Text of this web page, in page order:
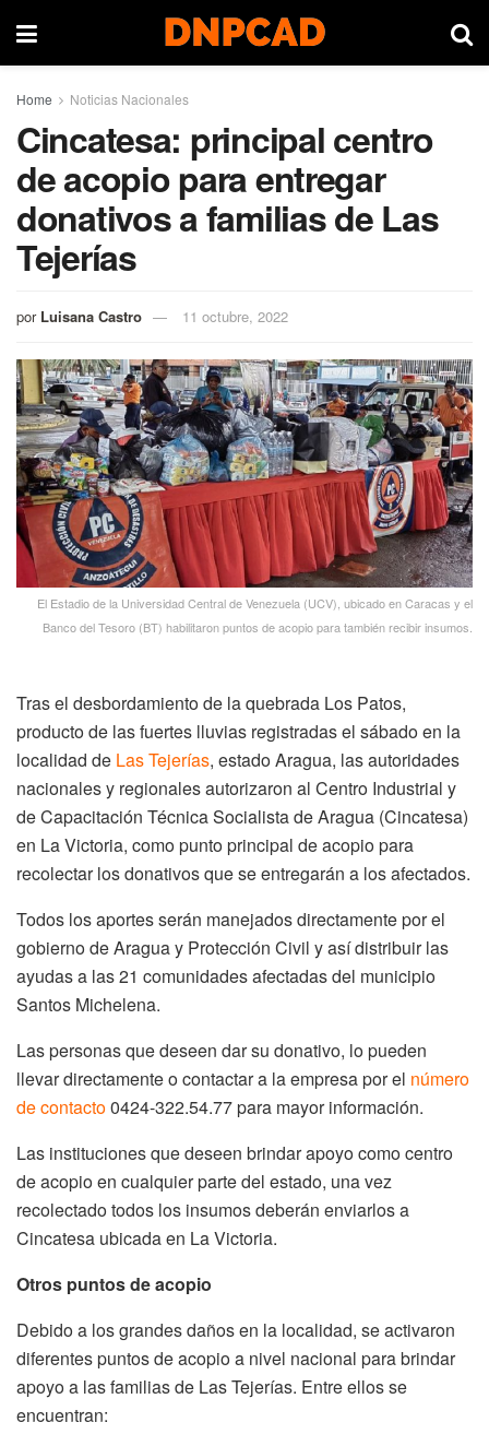
Home Noticias Nacionales
Cincatesa: principal centro
de acopio para entregar
donativos a familias de Las
Tejerías
por Luisana Castro 11 octubre, 2022
El Estadio de la Universidad Central de Venezuela (UCV), ubicado en Caracas y el
Banco del Tesoro (BT) habilitaron puntos de acopio para también recibir insumos.
Tras el desbordamiento de la quebrada Los Patos,
producto de las fuertes lluvias registradas el sábado en la
localidad de Las Tejerías, estado Aragua, las autoridades
nacionales y regionales autorizaron al Centro Industrial y
de Capacitación Técnica Socialista de Aragua (Cincatesa)
en La Victoria, como punto principal de acopio para
recolectar los donativos que se entregarán a los afectados.
Todos los aportes serán manejados directamente por el
gobierno de Aragua y Protección Civil y así distribuir las
ayudas a las 21 comunidades afectadas del municipio
Santos Michelena.
Las personas que deseen dar su donativo, lo pueden
llevar directamente o contactar a la empresa por el número
de contacto0424-322.54.77 para mayor información.
Las instituciones que deseen brindar apoyo como centro
de acopio en cualquier parte del estado, una vez
recolectado todos los insumos deberán enviarlos a
Cincatesa ubicada en La Victoria.
Otros puntos de acopio
Debido a los grandes daños en la localidad, se activaron
diferentes puntos de acopio a nivel nacional para brindar
apoyo a las familias de Las Tejerías. Entre ellos se
encuentran: